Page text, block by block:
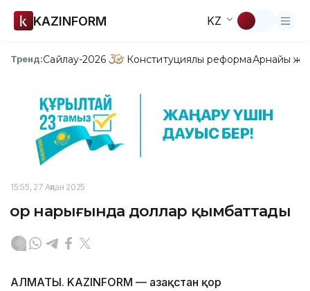
KAZINFORM KZ
Тренд:Сайлау-2026 Конституциялық реформаАрнайы
15:55, 27 Ақпан 2025
Қор нарығында доллар қымбаттады
АЛМАТЫ. KAZINFORM — Қазақстан қор